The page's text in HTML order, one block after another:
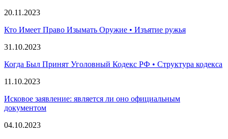
20.11.2023
Кто Имеет Право Изымать Оружие • Изъятие ружья
31.10.2023
Когда Был Принят Уголовный Кодекс РФ • Структура кодекса
11.10.2023
Исковое заявление: является ли оно официальным
документом
04.10.2023